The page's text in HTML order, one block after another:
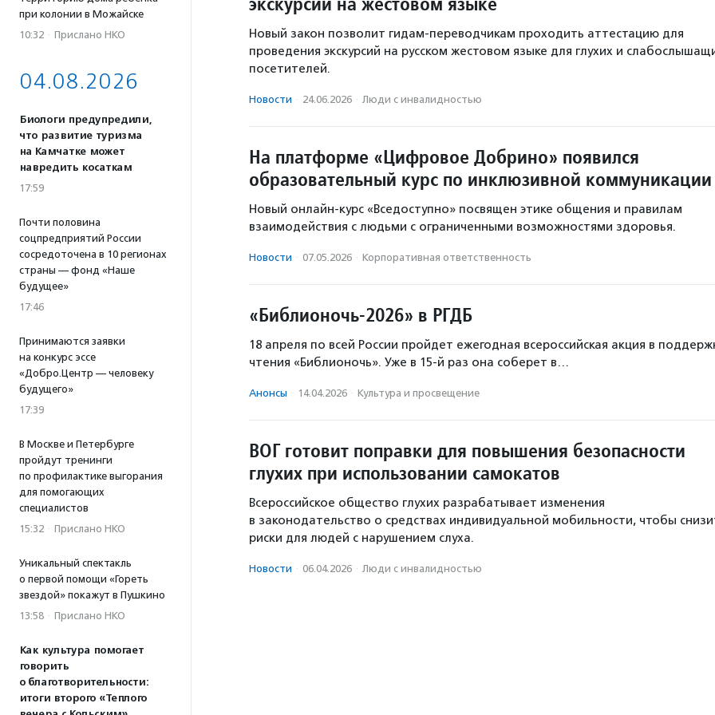
при колонии в Можайске
10:32 · Прислано НКО
04.08.2026
Биологи предупредили,
что развитие туризма
на Камчатке может
навредить косаткам
17:59
Почти половина
соцпредприятий России
сосредоточена в 10 регионах
страны — фонд «Наше
будущее»
17:46
Принимаются заявки
на конкурс эссе
«Добро.Центр — человеку
будущего»
17:39
В Москве и Петербурге
пройдут тренинги
по профилактике выгорания
для помогающих
специалистов
15:32 · Прислано НКО
Уникальный спектакль
о первой помощи «Гореть
звездой» покажут в Пушкино
13:58 · Прислано НКО
Как культура помогает
говорить
о благотворительности:
итоги второго «Теплого
Новый закон позволит гидам-переводчикам проходить аттестацию для
проведения экскурсий на русском жестовом языке для глухих и
посетителей.
Новости · 24.06.2026 · Люди с инвалидностью
На платформе «Цифровое Добрино» появился
образовательный курс по инклюзивной коммуникации
Новый онлайн-курс «Вседоступно» посвящен этике общения и правилам
взаимодействия с людьми с ограниченными возможностями здоровья.
Новости · 07.05.2026 · Корпоративная ответственность
«Библионочь-2026» в РГДБ
18 апреля по всей России пройдет ежегодная всероссийская акция в
чтения «Библионочь». Уже в 15-й раз она соберет в…
Анонсы · 14.04.2026 · Культура и просвещение
ВОГ готовит поправки для повышения безопасности
глухих при использовании самокатов
Всероссийское общество глухих разрабатывает изменения
в законодательство о средствах индивидуальной мобильности, чтобы
риски для людей с нарушением слуха.
Новости · 06.04.2026 · Люди с инвалидностью